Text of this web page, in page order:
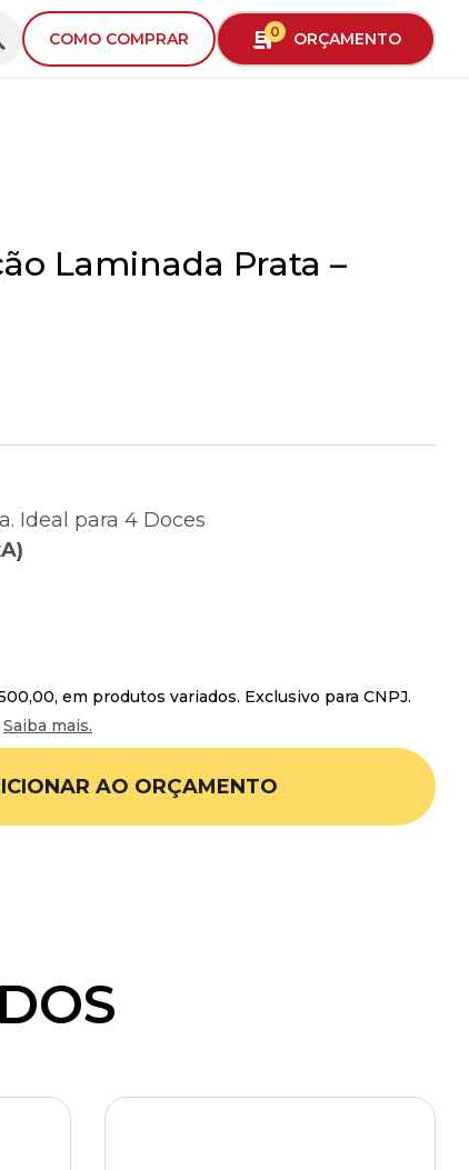
COMO COMPRAR 0 ORÇAMENTO
Laminada Prata –
Ideal para 4 Doces
em produtos variados. Exclusivo para CNPJ.
Saiba mais.
AO ORÇAMENTO